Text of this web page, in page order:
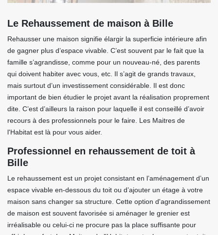
Le Rehaussement de maison à Bille
Rehausser une maison signifie élargir la superficie intérieure afin
de gagner plus d’espace vivable. C’est souvent par le fait que la
famille s’agrandisse, comme pour un nouveau-né, des parents
qui doivent habiter avec vous, etc. Il s’agit de grands travaux,
mais surtout d’un investissement considérable. Il est donc
important de bien étudier le projet avant la réalisation proprement
dite. C’est d’ailleurs la raison pour laquelle il est conseillé d’avoir
recours à des professionnels pour le faire. Les Maitres de
l'Habitat est là pour vous aider.
Professionnel en rehaussement de toit à
Bille
Le rehaussement est un projet consistant en l’aménagement d’un
espace vivable en-dessous du toit ou d’ajouter un étage à votre
maison sans changer sa structure. Cette option d'agrandissement
de maison est souvent favorisée si aménager le grenier est
irréalisable ou celui-ci ne procure pas la place suffisante pour